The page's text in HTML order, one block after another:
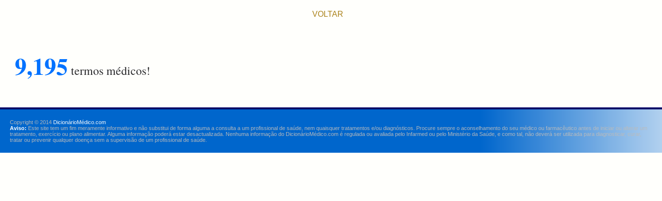
VOLTAR
9,195 termos médicos!
Copyright © 2014 DicionárioMédico.com
Aviso: Este site tem um fim meramente informativo e não substitui de forma alguma a consulta a um profissional de saúde, nem quaisquer tratamentos e/ou diagnósticos. Procure sempre o aconselhamento do seu médico ou farmacêutico antes de iniciar ou alterar um
tratamento, exercício ou plano alimentar. Alguma informação poderá estar desactualizada. Nenhuma informação do DicionárioMédico.com é regulada ou avaliada pelo Infarmed ou pelo Ministério da Saúde, e como tal, não deverá ser utilizada para diagnosticar, curar,
tratar ou prevenir qualquer doença sem a supervisão de um profissional de saúde.